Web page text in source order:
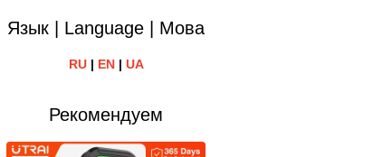
Язык | Language | Мова
RU| EN| UA
Рекомендуем